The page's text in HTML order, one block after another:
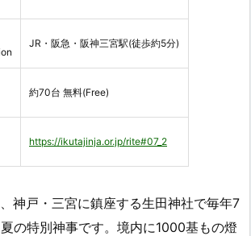
JR・阪急・阪神三宮駅(徒歩約5分)
約70台 無料(Free)
https://ikutajinja.or.jp/rite#07_2
神戸・三宮に鎮座する生田神社で毎年7
の特別神事です。境内に1000基もの燈